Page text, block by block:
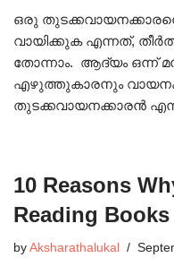
ഒരു
വായിക്കുക എന്നത്,
തോന്നാം. ആദ്യം ഒന്ന്
എഴുത്തുകാരനും
തുടക്കവായനക്കാരൻ
10 Reasons
Reading Books
by Aksharathalukal